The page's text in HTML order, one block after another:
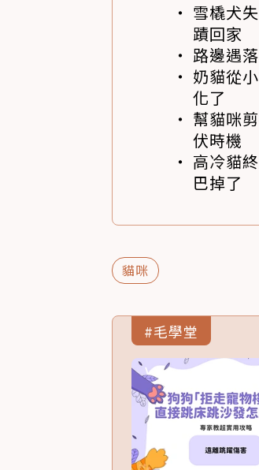
雪橇犬
蹟回家
路邊遇
奶貓從
化了
幫貓咪
伏時機
高冷貓
巴掉了
貓咪
#毛學堂